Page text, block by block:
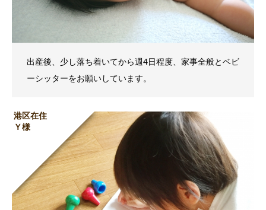
出産後、少し落ち着いてから週4日程度、家事全般とベビ
ーシッターをお願いしています。
港区在住
Ｙ様